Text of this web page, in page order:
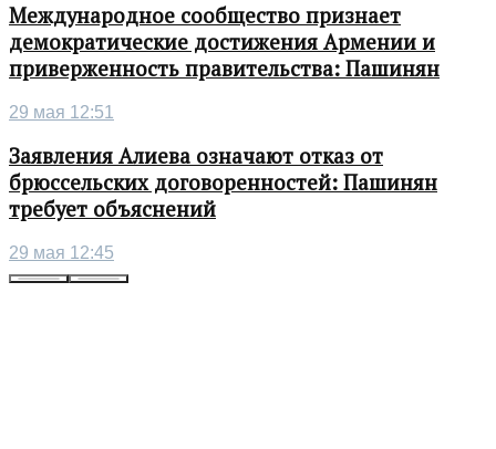
Международное сообщество признает
демократические достижения Армении и
приверженность правительства: Пашинян
29 мая 12:51
Заявления Алиева означают отказ от
брюссельских договоренностей: Пашинян
требует объяснений
29 мая 12:45